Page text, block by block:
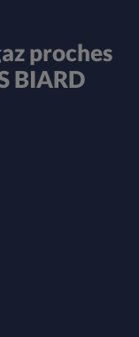
proches
BIARD